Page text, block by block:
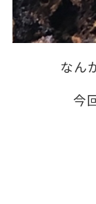
なん
今